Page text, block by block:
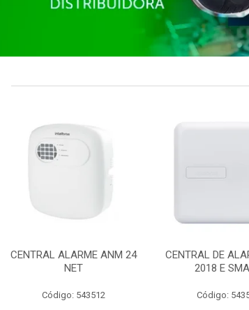
CENTRAL ALARME ANM 24
NET
Código: 543512
CENTRAL DE
2018 E
Código: